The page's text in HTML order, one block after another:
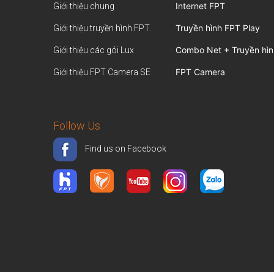
Giới thiệu chung
Giới thiệu truyền hình FPT
Giới thiệu các gói Lux
Giới thiệu FPT Camera SE
Internet FPT
Truyền hình FPT Play
Combo Net + Truyền
FPT Camera
Follow Us
Find us on Facebook